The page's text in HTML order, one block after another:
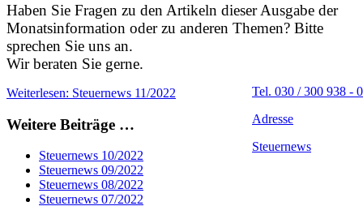
Haben Sie Fragen zu den Artikeln dieser Ausgabe der
Monatsinformation oder zu anderen Themen? Bitte
sprechen Sie uns an.
Wir beraten Sie gerne.
Weiterlesen: Steuernews 11/2022
Weitere Beiträge …
Steuernews 10/2022
Steuernews 09/2022
Steuernews 08/2022
Steuernews 07/2022
Tel. 030 / 300 938 - 0
Adresse
Steuernews